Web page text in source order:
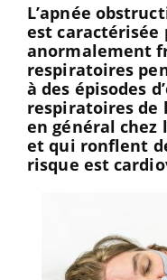
L’apnée
est caractérisée
anormalement
respiratoires
à des épisodes
respiratoires de
en général chez
et qui ronflent
risque est